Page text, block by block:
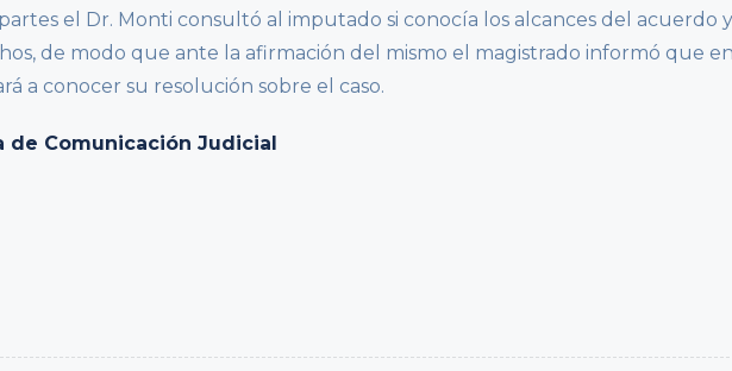
el Dr. Monti consultó al imputado si conocía los alcances del acuerdo y
de modo que ante la afirmación del mismo el magistrado informó que
a conocer su resolución sobre el caso.
de Comunicación Judicial